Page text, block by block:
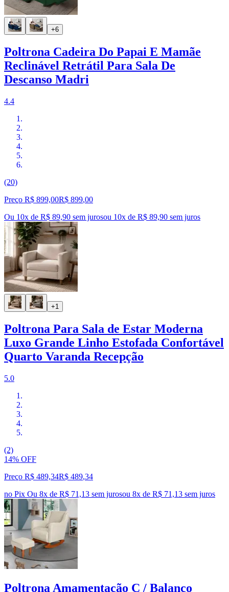
+6
Poltrona Cadeira Do Papai E Mamãe
Reclinável Retrátil Para Sala De
Descanso Madri
4.4
(20)
Preço R$ 899,00R$ 899,00
Ou 10x de R$ 89,90 sem jurosou 10x de R$ 89,90 sem juros
+1
Poltrona Para Sala de Estar Moderna
Luxo Grande Linho Estofada Confortável
Quarto Varanda Recepção
5.0
(2)
14% OFF
Preço R$ 489,34R$ 489,34
no Pix Ou 8x de R$ 71,13 sem jurosou 8x de R$ 71,13 sem juros
Poltrona Amamentação C / Balanço